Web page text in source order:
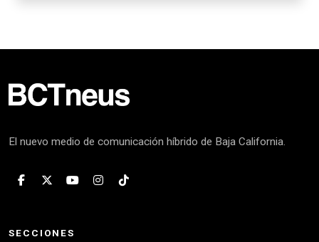
El nuevo medio de comunicación híbrido de Baja California.
SECCIONES